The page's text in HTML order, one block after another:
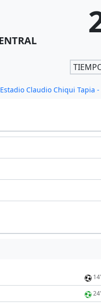
Estadio Claudio Chiqui Tapia -